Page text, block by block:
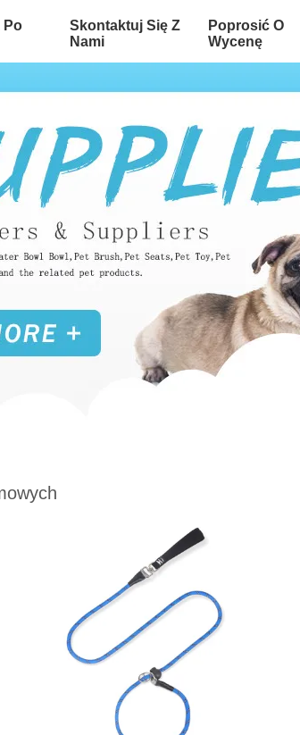
Po
Skontaktuj Się Z
Nami
Poprosić O
Wycenę